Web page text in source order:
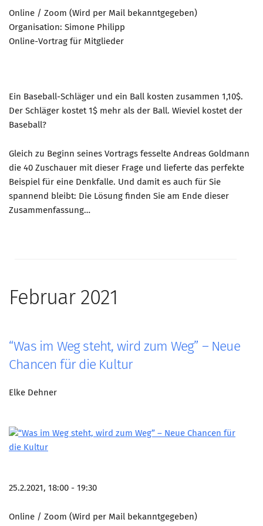
Online / Zoom (Wird per Mail bekanntgegeben)
Organisation: Simone Philipp
Online-Vortrag für Mitglieder
Ein Baseball-Schläger und ein Ball kosten zusammen 1,10$.
Der Schläger kostet 1$ mehr als der Ball. Wieviel kostet der
Baseball?
Gleich zu Beginn seines Vortrags fesselte Andreas Goldmann
die 40 Zuschauer mit dieser Frage und lieferte das perfekte
Beispiel für eine Denkfalle. Und damit es auch für Sie
spannend bleibt: Die Lösung finden Sie am Ende dieser
Zusammenfassung…
Februar 2021
“Was im Weg steht, wird zum Weg” – Neue
Chancen für die Kultur
Elke Dehner
25.2.2021, 18:00 - 19:30
Online / Zoom (Wird per Mail bekanntgegeben)